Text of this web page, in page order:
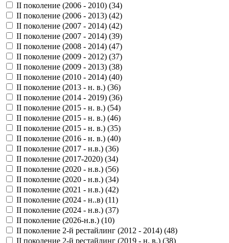
II поколение (2006 - 2010) (34)
II поколение (2006 - 2013) (42)
II поколение (2007 - 2014) (42)
II поколение (2007 - 2014) (39)
II поколение (2008 - 2014) (47)
II поколение (2009 - 2012) (37)
II поколение (2009 - 2013) (38)
II поколение (2010 - 2014) (40)
II поколение (2013 - н. в.) (36)
II поколение (2014 - 2019) (36)
II поколение (2015 - н. в.) (54)
II поколение (2015 - н. в.) (46)
II поколение (2015 - н. в.) (35)
II поколение (2016 - н. в.) (40)
II поколение (2017 - н.в.) (36)
II поколение (2017-2020) (34)
II поколение (2020 - н.в.) (56)
II поколение (2020 - н.в.) (34)
II поколение (2021 - н.в.) (42)
II поколение (2024 - н..в) (11)
II поколение (2024 - н.в.) (37)
II поколение (2026-н.в.) (10)
II поколение 2-й рестайлинг (2012 - 2014) (48)
II поколение 2-й рестайлинг (2019 - н. в.) (38)